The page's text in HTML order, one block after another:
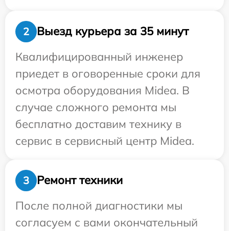
2
Выезд курьера за 35 минут
Квалифицированный инженер
приедет в оговоренные сроки для
осмотра оборудования Midea. В
случае сложного ремонта мы
бесплатно доставим технику в
сервис в сервисный центр Midea.
3
Ремонт техники
После полной диагностики мы
согласуем с вами окончательный